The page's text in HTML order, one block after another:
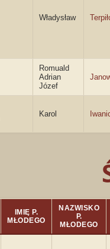
Władysław
Romuald
Adrian
Józef
Karol
IMIĘ P.
MŁODEGO
NAZWISKO
P.
MŁODEGO